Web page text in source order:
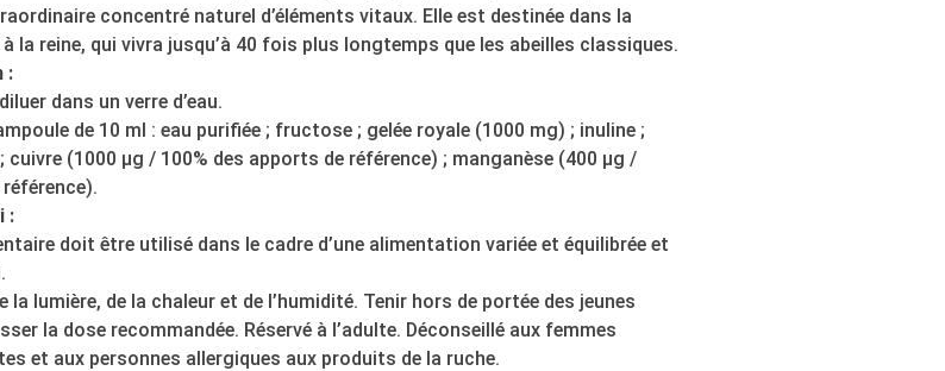
concentré naturel d’éléments vitaux. Elle est destinée dans la
la reine, qui vivra jusqu’à 40 fois plus longtemps que les abeilles classiques.
:
dans un verre d’eau.
de 10 ml : eau purifiée ; fructose ; gelée royale (1000 mg) ; inuline ;
cuivre (1000 µg / 100% des apports de référence) ; manganèse (400 µg /
:
doit être utilisé dans le cadre d’une alimentation variée et équilibrée et
la lumière, de la chaleur et de l’humidité. Tenir hors de portée des jeunes
la dose recommandée. Réservé à l’adulte. Déconseillé aux femmes
et aux personnes allergiques aux produits de la ruche.